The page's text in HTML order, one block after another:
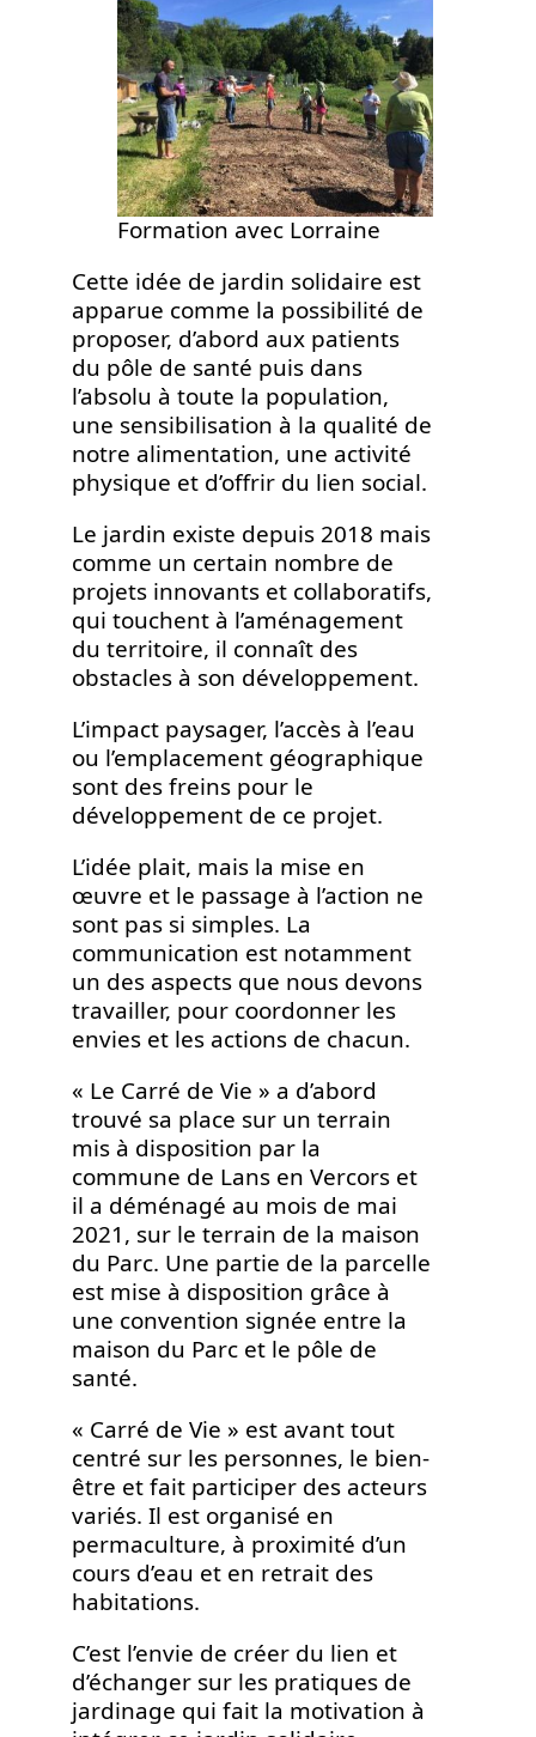
Formation avec Lorraine
Cette idée de jardin solidaire est
apparue comme la possibilité de
proposer, d’abord aux patients
du pôle de santé puis dans
l’absolu à toute la population,
une sensibilisation à la qualité de
notre alimentation, une activité
physique et d’offrir du lien social.
Le jardin existe depuis 2018 mais
comme un certain nombre de
projets innovants et collaboratifs,
qui touchent à l’aménagement
du territoire, il connaît des
obstacles à son développement.
L’impact paysager, l’accès à l’eau
ou l’emplacement géographique
sont des freins pour le
développement de ce projet.
L’idée plait, mais la mise en
œuvre et le passage à l’action ne
sont pas si simples. La
communication est notamment
un des aspects que nous devons
travailler, pour coordonner les
envies et les actions de chacun.
« Le Carré de Vie » a d’abord
trouvé sa place sur un terrain
mis à disposition par la
commune de Lans en Vercors et
il a déménagé au mois de mai
2021, sur le terrain de la maison
du Parc. Une partie de la parcelle
est mise à disposition grâce à
une convention signée entre la
maison du Parc et le pôle de
santé.
« Carré de Vie » est avant tout
centré sur les personnes, le bien-
être et fait participer des acteurs
variés. Il est organisé en
permaculture, à proximité d’un
cours d’eau et en retrait des
habitations.
C’est l’envie de créer du lien et
d’échanger sur les pratiques de
jardinage qui fait la motivation à